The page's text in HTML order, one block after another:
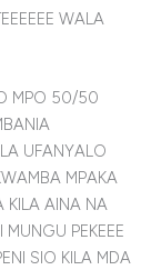
WALA
MPO 50/50
UFANYALO
MPAKA
KILA AINA NA
PEKEEE
SIO KILA MDA